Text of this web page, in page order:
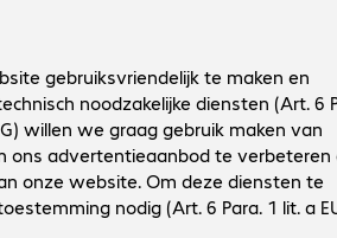
503H Unified Access Point
Fabrikant-nr.:
R3V36A
: Europa